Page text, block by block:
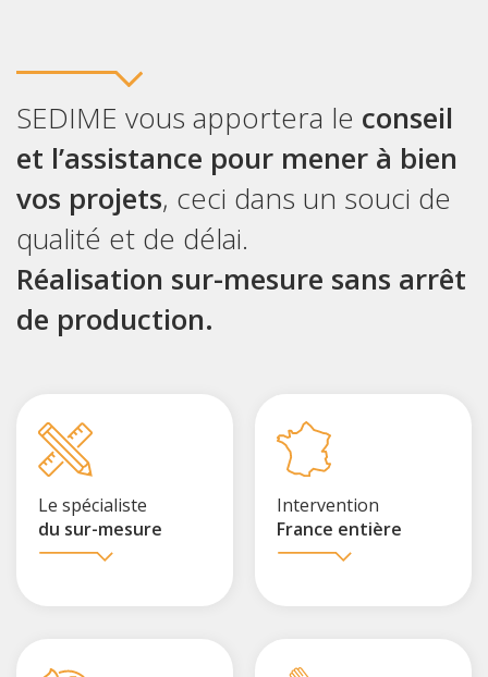
SEDIME vous apportera le conseil
et l’assistance pour mener à bien
vos projets, ceci dans un souci de
qualité et de délai.
Réalisation sur-mesure sans arrêt
de production.
Le spécialiste
du sur-mesure
Intervention
France entière